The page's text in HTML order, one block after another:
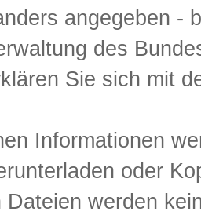
angegeben -
des
Sie sich mit
Informationen
oder
Dateien werden